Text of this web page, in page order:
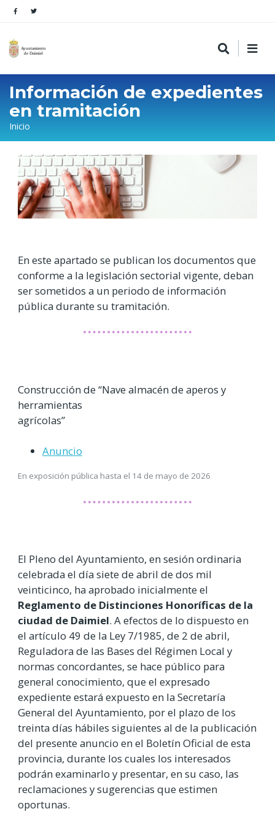
Información de expedientes
en tramitación
Sobrescribir
enlaces
de
ayuda
a
la
Inicio
En este apartado se publican los documentos que
conforme a la legislación sectorial vigente, deban
ser sometidos a un periodo de información
pública durante su tramitación.
Construcción de “Nave almacén de aperos y
herramientas
agrícolas”
Anuncio
En exposición pública hasta el 14 de mayo de 2026
El Pleno del Ayuntamiento, en sesión ordinaria
celebrada el día siete de abril de dos mil
veinticinco, ha aprobado inicialmente el
Reglamento de Distinciones Honoríficas de la
ciudad de Daimiel. A efectos de lo dispuesto en
el artículo 49 de la Ley 7/1985, de 2 de abril,
Reguladora de las Bases del Régimen Local y
normas concordantes, se hace público para
general conocimiento, que el expresado
expediente estará expuesto en la Secretaría
General del Ayuntamiento, por el plazo de los
treinta días hábiles siguientes al de la publicación
del presente anuncio en el Boletín Oficial de esta
provincia, durante los cuales los interesados
podrán examinarlo y presentar, en su caso, las
reclamaciones y sugerencias que estimen
oportunas.